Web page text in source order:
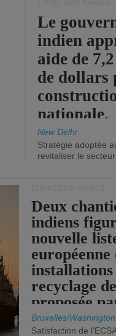
Le
indien
aide de
de dollars
nationale.
New Delhi
Stratégie adoptée
revitaliser le secteur
Deux
indiens
nouvelle
européenne
installations
recyclage
proposée
Bruxelles/Washington
Satisfaction de